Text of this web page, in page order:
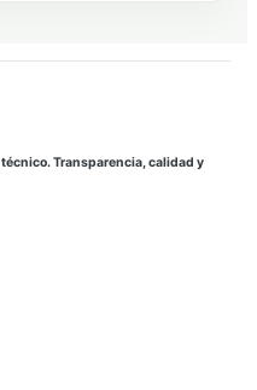
Transparencia, calidad y